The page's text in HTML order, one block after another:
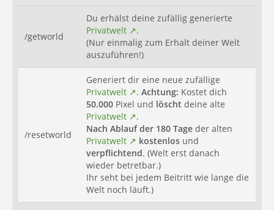
/getworld
Du erhälst deine zufällig generierte
Privatwelt
.
(Nur einmalig zum Erhalt deiner Welt
auszuführen!)
/resetworld
Generiert dir eine neue zufällige
Privatwelt
. Achtung: Kostet dich
50.000 Pixel und löscht deine alte
Privatwelt
.
Nach Ablauf der 180 Tage der alten
Privatwelt
kostenlos und
verpflichtend. (Welt erst danach
wieder betretbar.)
Ihr seht bei jedem Beitritt wie lange die
Welt noch läuft.)